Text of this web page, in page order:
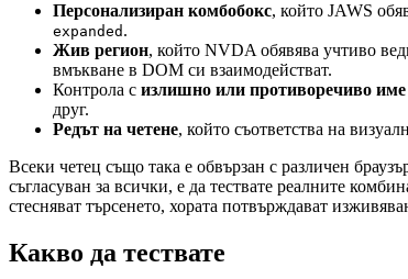
Персонализиран комбобокс, който JAWS
expanded .
Жив регион, който NVDA обявява учтиво
вмъкване в DOM си взаимодействат.
Контрола с излишно или противоречиво име
друг.
Редът на четене, който съответства на
Всеки четец също така е обвързан с различен
съгласуван за всички, е да тествате реалните
стесняват търсенето, хората потвърждават
Какво да тествате